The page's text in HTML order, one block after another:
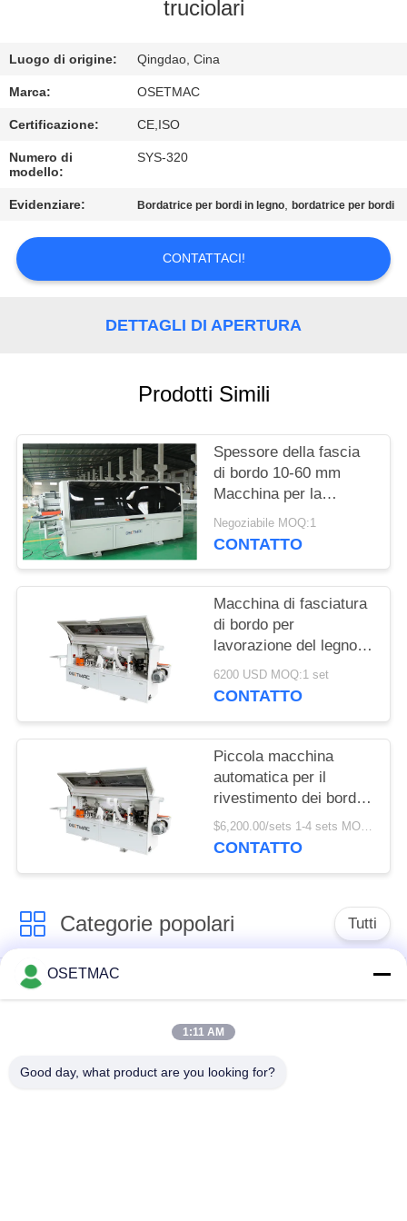
FABBRICA
CONTROLLO
DI
QUALITÀ
CONTATTICI
DEL
SITO
PRIVACY
POLICY
truciolari
Luogo di origine: Qingdao, Cina
Marca: OSETMAC
Certificazione: CE,ISO
Numero di
modello:
SYS-320
Evidenziare: Bordatrice per bordi in legno,bordatrice per bordi
CONTATTACI!
DETTAGLI DI APERTURA
Prodotti Simili
Spessore della fascia
di bordo 10-60 mm
Macchina per la
lavorazione del legno
Negoziabile MOQ:1
CONTATTO
Macchina di fasciatura
di bordo per
lavorazione del legno
ad alte prestazioni per
fasciatura liscia e
6200 USD MOQ:1 set
CONTATTO
Piccola macchina
automatica per il
rivestimento dei bordi
di pannelli a base di
legno nei negozi di
$6,200.00/sets 1-4 sets MOQ:1 set
CONTATTO
Categorie popolari Tutti
Sega da tavolo
scorrevole per la
d'insabbiamento di
falegnameria
macchina della
OSETMAC
1:11 AM
Good day, what product are you looking for?